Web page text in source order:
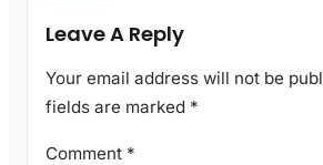
Leave A Reply
Your email address will not be
fields are marked *
Comment *